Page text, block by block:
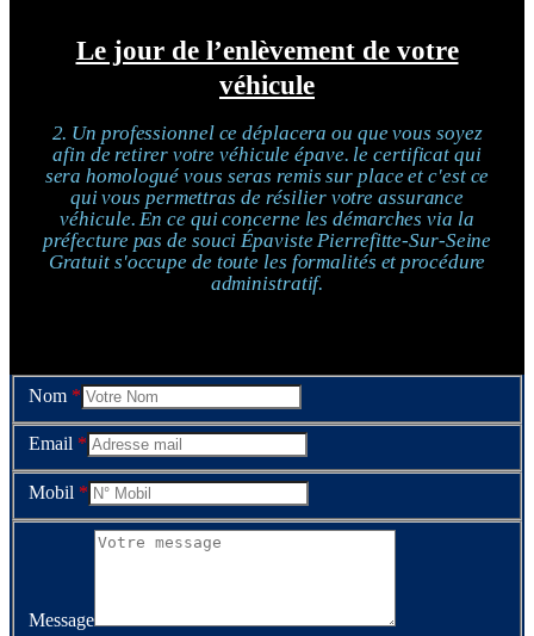
Le jour de l’enlèvement de votre
véhicule
2. Un professionnel ce déplacera ou que vous soyez
afin de retirer votre véhicule épave. le certificat qui
sera homologué vous seras remis sur place et c'est ce
qui vous permettras de résilier votre assurance
véhicule. En ce qui concerne les démarches via la
préfecture pas de souci Épaviste Pierrefitte-Sur-Seine
Gratuit s'occupe de toute les formalités et procédure
administratif.
Nom *
Email *
Mobil *
Message